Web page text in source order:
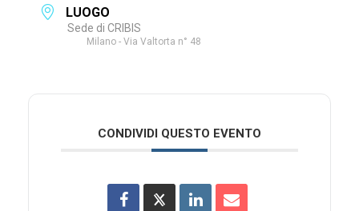
LUOGO
Sede di CRIBIS
Milano - Via Valtorta n° 48
CONDIVIDI QUESTO EVENTO